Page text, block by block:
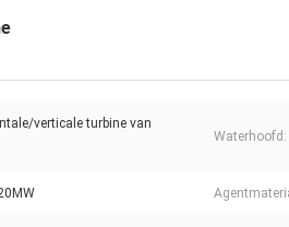
verticale turbine van
Waterhoofd: